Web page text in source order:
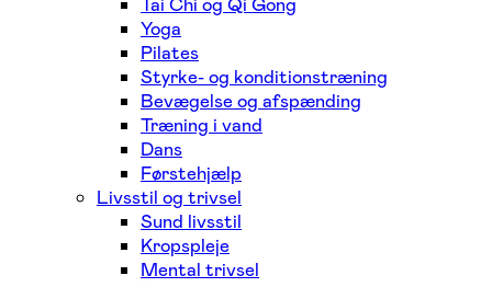
Yoga
Pilates
Styrke- og konditionstræning
Bevægelse og afspænding
Træning i vand
Dans
Førstehjælp
Livsstil og trivsel
Sund livsstil
Kropspleje
Mental trivsel